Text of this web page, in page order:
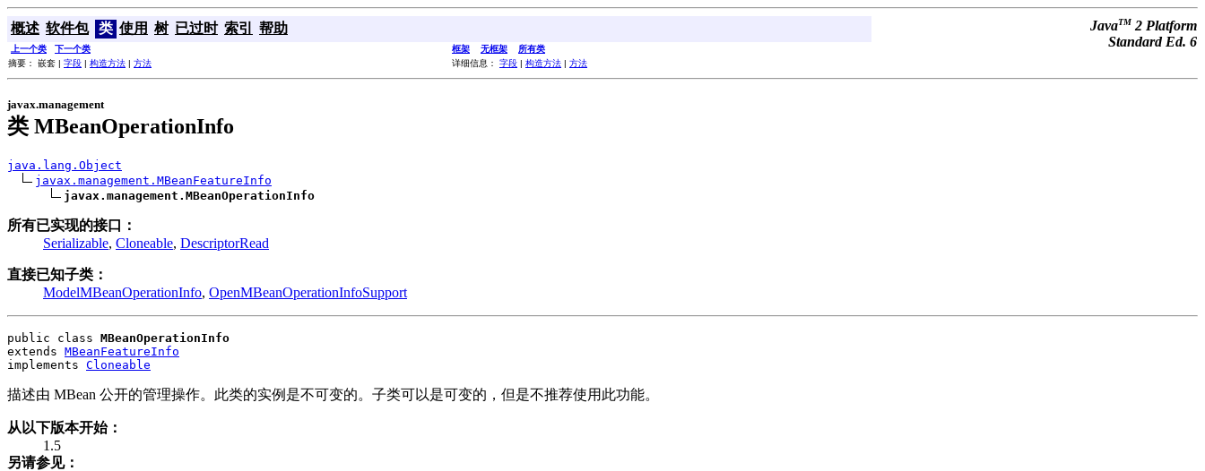
概述 软件包 类 使用 树 已过时 索引 帮助 JavaTM 2 Platform
Standard Ed. 6
上一个类 下一个类 框架 无框架
所有类
摘要： 嵌套 | 字段 | 构造方法 | 方法 详细信息： 字段 | 构造方法 | 方法
javax.management
类 MBeanOperationInfo
java.lang.Object
javax.management.MBeanFeatureInfo
javax.management.MBeanOperationInfo
所有已实现的接口：
Serializable, Cloneable, DescriptorRead
直接已知子类：
ModelMBeanOperationInfo, OpenMBeanOperationInfoSupport
public class MBeanOperationInfo
extends MBeanFeatureInfo
implements Cloneable
描述由 MBean 公开的管理操作。此类的实例是不可变的。子类可以是可变的，但是不推荐使用此功能。
从以下版本开始：
1.5
另请参见：